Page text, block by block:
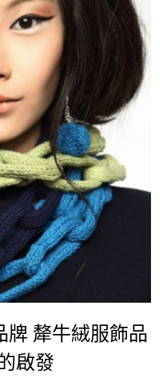
牌 犛牛絨服飾品
啟發